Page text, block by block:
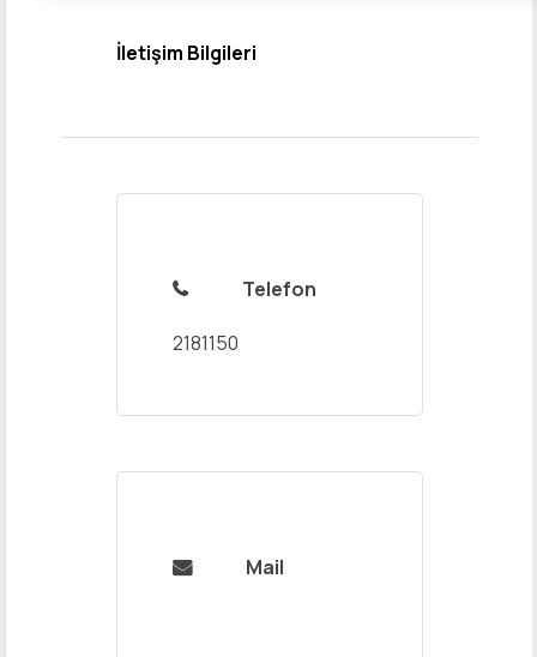
İletişim Bilgileri
 Telefon
2181150
 Mail